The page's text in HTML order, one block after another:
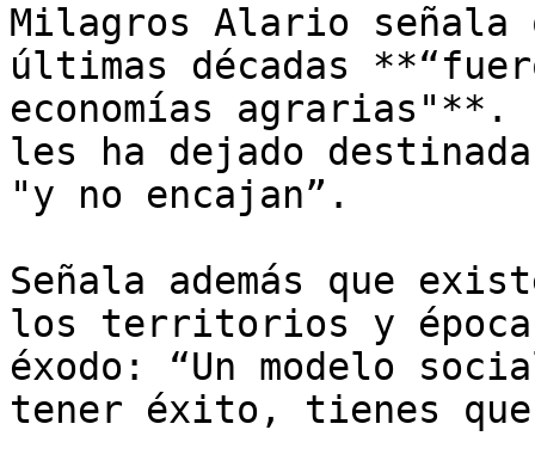
Milagros Alario
últimas décadas
economías agrarias"**.
les ha dejado
"y no encajan”.
Señala además que
los territorios y
éxodo: “Un modelo
tener éxito, tienes